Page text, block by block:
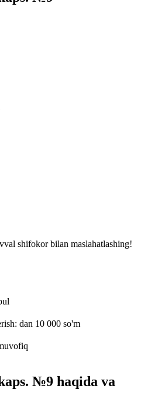
shifokor bilan maslahatlashing!
dan 10 000 so'm
№9 haqida va